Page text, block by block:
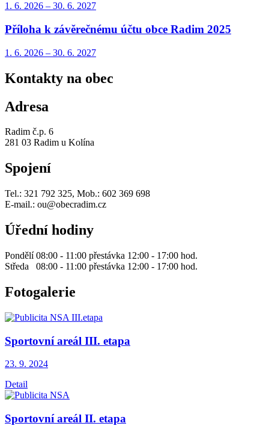
1. 6. 2026 – 30. 6. 2027
Příloha k závěrečnému účtu obce Radim 2025
1. 6. 2026 – 30. 6. 2027
Kontakty na obec
Adresa
Radim č.p. 6
281 03 Radim u Kolína
Spojení
Tel.: 321 792 325, Mob.: 602 369 698
E-mail.: ou@obecradim.cz
Úřední hodiny
Pondělí 08:00 - 11:00 přestávka 12:00 - 17:00 hod.
Středa 08:00 - 11:00 přestávka 12:00 - 17:00 hod.
Fotogalerie
Sportovní areál III. etapa
23. 9. 2024
Detail
Sportovní areál II. etapa